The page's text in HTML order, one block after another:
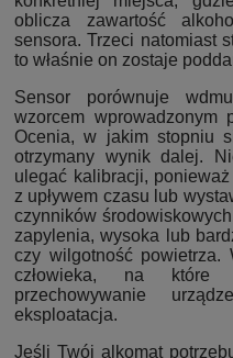
oblicza zawartość
sensora. Trzeci natomiast
to właśnie on zostaje
Sensor porównuje
wzorcem wprowadzonym
Ocenia, w jakim stopniu
otrzymany wynik dalej.
ulegać kalibracji,
z upływem czasu lub
czynników
zapylenia, wysoka lub
czy wilgotność powietrza.
człowieka, na które
przechowywanie
eksploatacja.
Jeśli Twój alkomat